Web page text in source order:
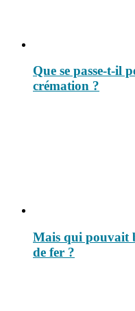
Que se passe-t-il
crémation ?
Mais qui pouvait
de fer ?